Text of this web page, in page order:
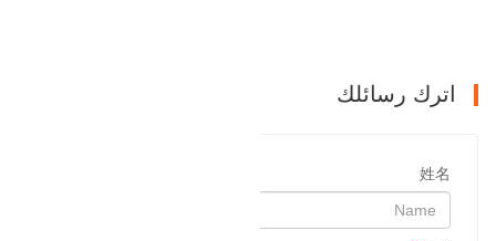
اترك رسائلك
姓名